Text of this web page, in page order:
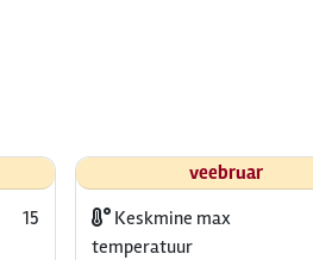
15
veebruar
Keskmine max
temperatuur